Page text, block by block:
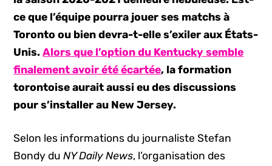
ce que l’équipe pourra jouer ses matchs à
Toronto ou bien devra-t-elle s’exiler aux États-
Unis.Alors que l’option du Kentucky semble
finalement avoir été écartée, la formation
torontoise aurait aussi eu des discussions
pour s’installer au New Jersey.
Selon les informations du journaliste Stefan
Bondy duNY Daily News, l’organisation des